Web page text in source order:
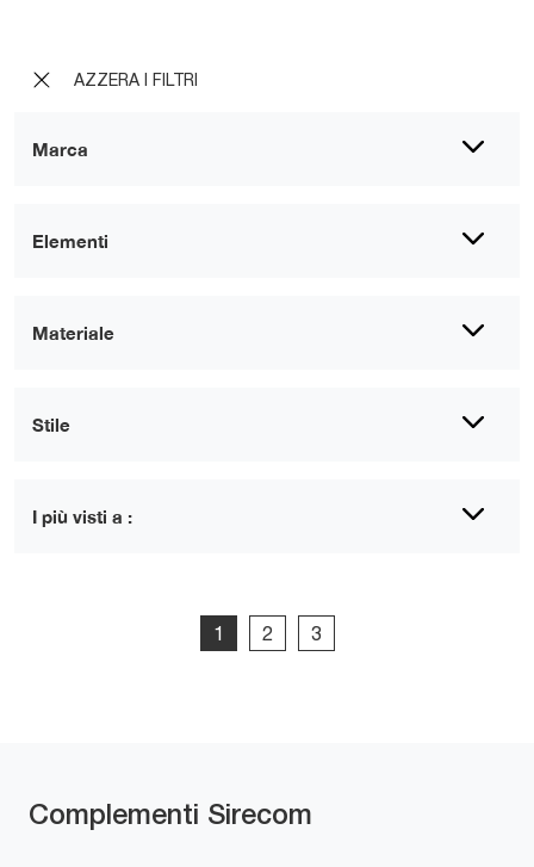
AZZERA I FILTRI
Marca
Elementi
Materiale
Stile
I più visti a :
1 2 3
Complementi Sirecom